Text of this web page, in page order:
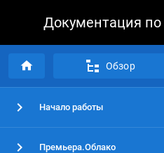
Обзор
Начало работы
Премьера.Облако